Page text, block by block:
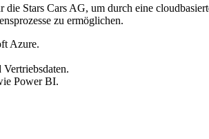
Stars Cars AG, um durch eine
zu ermöglichen.
Azure.
Power BI.